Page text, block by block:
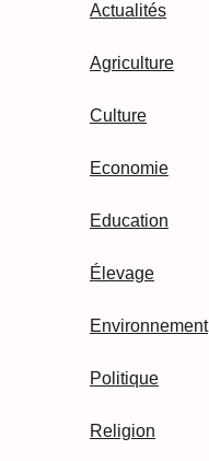
Actualités
Agriculture
Culture
Economie
Education
Élevage
Environnement
Politique
Religion